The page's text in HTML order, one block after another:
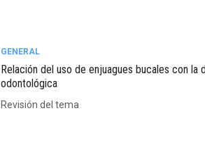
GENERAL
Relación del uso de enjuagues bucales con
odontológica
Revisión del tema